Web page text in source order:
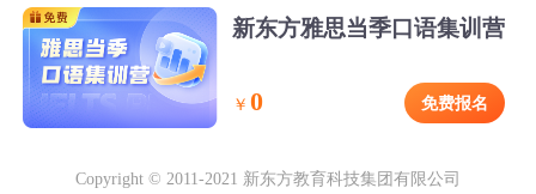
新东方雅思当季口语集训营
￥ 0 免费报名
Copyright © 2011-2021 新东方教育科技集团有限公司